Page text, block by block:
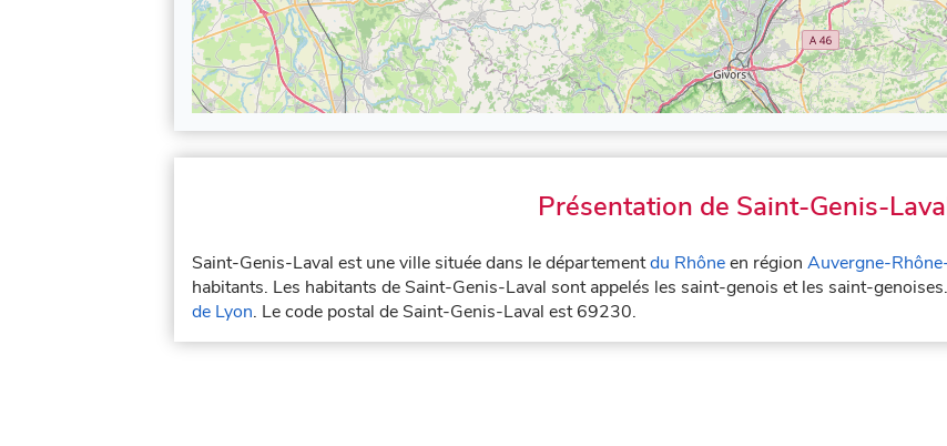
Présentation de Saint-Genis-
Saint-Genis-Laval est une ville située dans le départementdu Rhôneen région Auvergne-
habitants. Les habitants de Saint-Genis-Laval sont appelés les saint-genois et les saint-
de Lyon. Le code postal de Saint-Genis-Laval est 69230.